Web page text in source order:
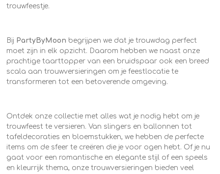
trouwfeestje.
Bij PartyByMoon begrijpen we dat je trouwdag perfect
moet zijn in elk opzicht. Daarom hebben we naast onze
prachtige taarttopper van een bruidspaar ook een breed
scala aan trouwversieringen om je feestlocatie te
transformeren tot een betoverende omgeving.
Ontdek onze collectie met alles wat je nodig hebt om je
trouwfeest te versieren. Van slingers en ballonnen tot
tafeldecoraties en bloemstukken, we hebben de perfecte
items om de sfeer te creëren die je voor ogen hebt. Of je nu
gaat voor een romantische en elegante stijl of een speels
en kleurrijk thema, onze trouwversieringen bieden veel